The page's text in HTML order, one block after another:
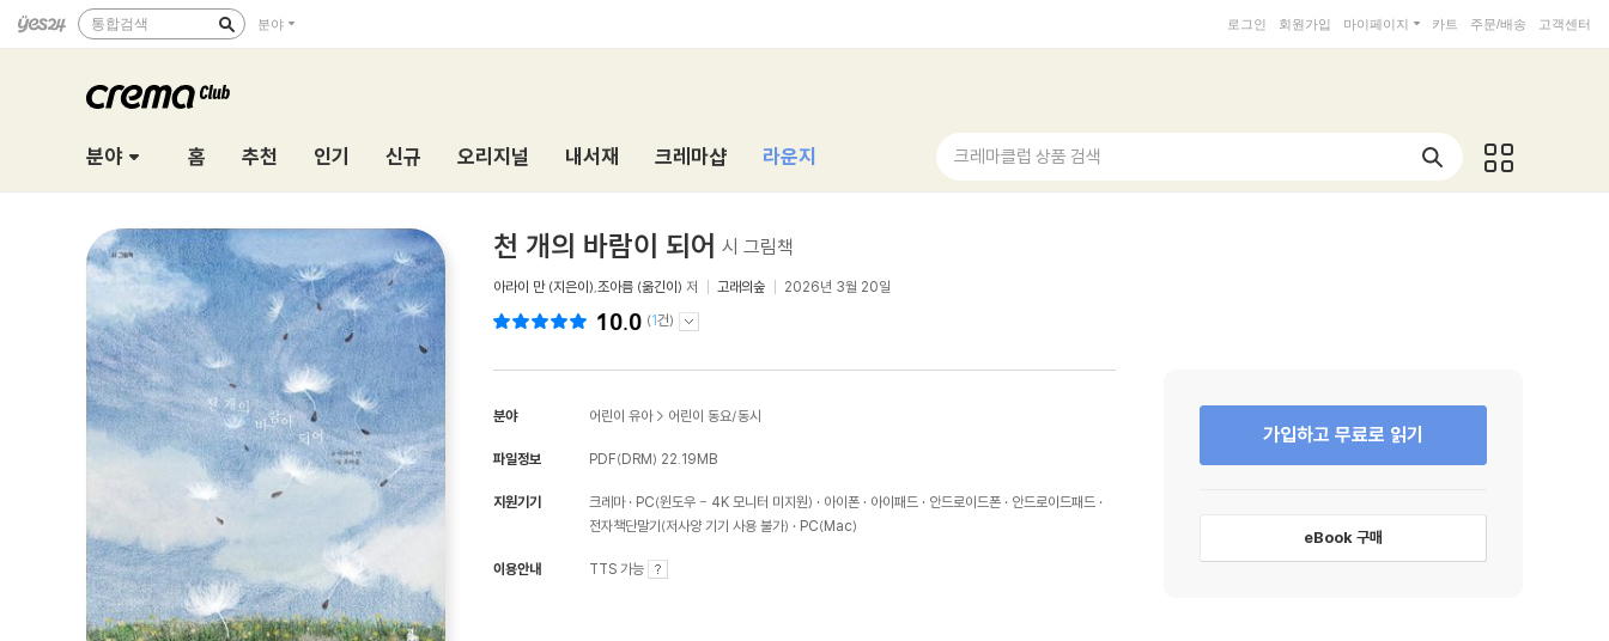
통합검색 분야 로그인 회원가입 마이페이지 카트 주문/배송 고객센터
분야 홈 추천 인기 신규 오리지널 내서재 크레마샵 라운지 크레마클럽 상품 검색
천 개의 바람이 되어 시 그림책
아라이 만 (지은이),조아름 (옮긴이) 저 고래의숲 2026년 3월 20일
10.0 (1건)
분야 어린이 유아> 어린이 동요/동시
파일정보 PDF(DRM) 22.19MB
지원기기 크레마 PC(윈도우 - 4K 모니터 미지원) 아이폰 아이패드 안드로이드폰
안드로이드패드
전자책단말기(저사양 기기 사용 불가)
PC(Mac)
이용안내 TTS 가능
가입하고 무료로 읽기
eBook 구매